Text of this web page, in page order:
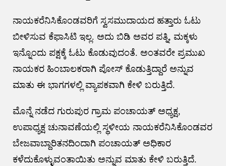
ನಾಯಕರೆನಿಸಿಕೊಂಡವರಿಗೆ ಸ್ವಸಮುದಾಯದ ಹತ್ತಾರು ಓಟು
ಬೀಳಿಸುವ ಕೆಫಾಸಿಟಿ ಇಲ್ಲ. ಅದು ಬಿಡಿ ಅವರ ಪತ್ನಿ, ಮಕ್ಕಳು
ಇನ್ನೊಂದು ಪಕ್ಷಕ್ಕೆ ಓಟು ಕೊಡುವುದಂತೆ. ಅಂತವರೇ ಪ್ರಮುಖ
ನಾಯಕರ ಹಿಂಬಾಲಕರಾಗಿ ಪೋಸ್ ಕೊಡುತ್ತಿದ್ದಾರೆ ಅನ್ನುವ
ಮಾತು ಈ ಭಾಗಗಳಲ್ಲಿ ವ್ಯಾಪಕವಾಗಿ ಕೇಳಿ ಬರುತ್ತಿದೆ.
ಮೊನ್ನೆ ನಡೆದ ಗುರುಪುರ ಗ್ರಾಮ ಪಂಚಾಯತ್ ಅಧ್ಯಕ್ಷ,
ಉಪಾಧ್ಯಕ್ಷ ಚುನಾವಣೆಯಲ್ಲಿ ಸ್ಥಳೀಯ ನಾಯಕರೆನಿಸಿಕೊಂಡವರ
ಬೇಜವಾಬ್ದಾರಿತನದಿಂದಾಗಿ ಪಂಚಾಯತ್ ಅಧಿಕಾರ
ಕಳೆದುಕೊಳ್ಳುವಂತಾಯಿತು ಅನ್ನುವ ಮಾತು ಕೇಳಿ ಬರುತ್ತಿದೆ.